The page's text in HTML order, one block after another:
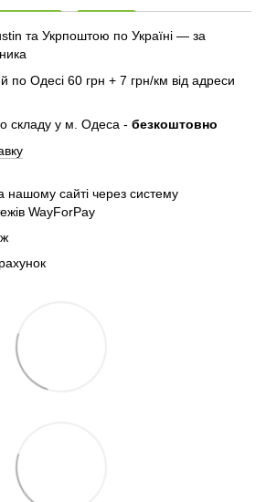
та Укрпоштою по Україні — за
по Одесі 60 грн + 7 грн/км від адреси
складу у м. Одеса - безкоштовно
сайті через систему
WayForPay